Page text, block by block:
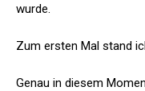
wurde.
Zum ersten Mal stand
Genau in diesem